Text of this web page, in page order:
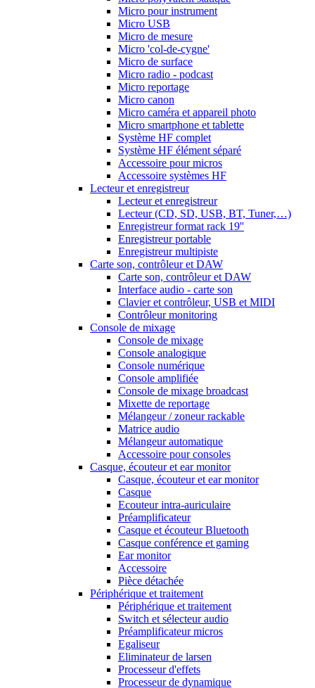
Micro pour instrument
Micro USB
Micro de mesure
Micro 'col-de-cygne'
Micro de surface
Micro radio - podcast
Micro reportage
Micro canon
Micro caméra et appareil photo
Micro smartphone et tablette
Système HF complet
Système HF élément séparé
Accessoire pour micros
Accessoire systèmes HF
Lecteur et enregistreur
Lecteur et enregistreur
Lecteur (CD, SD, USB, BT, Tuner,…)
Enregistreur format rack 19''
Enregistreur portable
Enregistreur multipiste
Carte son, contrôleur et DAW
Carte son, contrôleur et DAW
Interface audio - carte son
Clavier et contrôleur, USB et MIDI
Contrôleur monitoring
Console de mixage
Console de mixage
Console analogique
Console numérique
Console amplifiée
Console de mixage broadcast
Mixette de reportage
Mélangeur / zoneur rackable
Matrice audio
Mélangeur automatique
Accessoire pour consoles
Casque, écouteur et ear monitor
Casque, écouteur et ear monitor
Casque
Ecouteur intra-auriculaire
Préamplificateur
Casque et écouteur Bluetooth
Casque conférence et gaming
Ear monitor
Accessoire
Pièce détachée
Périphérique et traitement
Périphérique et traitement
Switch et sélecteur audio
Préamplificateur micros
Egaliseur
Eliminateur de larsen
Processeur d'effets
Processeur de dynamique